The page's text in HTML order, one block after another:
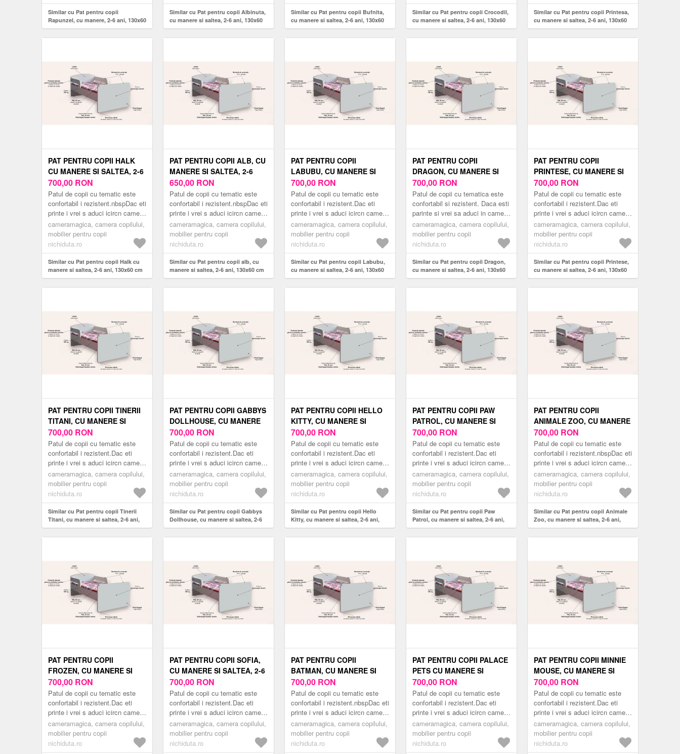
Similar cu Pat pentru copii
Rapunzel, cu manere, 2-6 ani, 130x60
cm
Similar cu Pat pentru copii Albinuta,
cu manere si saltea, 2-6 ani, 130x60
cm
Similar cu Pat pentru copii Bufnita,
cu manere si saltea, 2-6 ani, 130x60
cm
Similar cu Pat pentru copii Crocodil,
cu manere si saltea, 2-6 ani, 130x60
cm
Similar cu Pat pentru copii Printesa,
cu manere si saltea, 2-6 ani, 130x60
cm
PAT PENTRU COPII HALK
CU MANERE SI SALTEA, 2-6
ANI, 130X60 CM
700,00 RON
Patul de copii cu tematic este
confortabil i rezistent.nbspDac eti
printe i vrei s aduci icircn camera
copilului tu un pat modern
inspirat din lume...
cameramagica, camera copilului,
mobilier pentru copii
nichiduta.ro
Similar cu Pat pentru copii Halk cu
manere si saltea, 2-6 ani, 130x60 cm
PAT PENTRU COPII ALB, CU
MANERE SI SALTEA, 2-6
ANI, 130X60 CM
650,00 RON
Patul de copii cu tematic este
confortabil i rezistent.nbspDac eti
printe i vrei s aduci icircn camera
copilului tu un pat modern
inspirat din lume...
cameramagica, camera copilului,
mobilier pentru copii
nichiduta.ro
Similar cu Pat pentru copii alb, cu
manere si saltea, 2-6 ani, 130x60 cm
PAT PENTRU COPII
LABUBU, CU MANERE SI
SALTEA, 2-6 ANI, 130X60
CM
700,00 RON
Patul de copii cu tematic este
confortabil i rezistent.Dac eti
printe i vrei s aduci icircn camera
copilului tu un pat modern
inspirat din lumea er...
cameramagica, camera copilului,
mobilier pentru copii
nichiduta.ro
Similar cu Pat pentru copii Labubu,
cu manere si saltea, 2-6 ani, 130x60
cm
PAT PENTRU COPII
DRAGON, CU MANERE SI
SALTEA, 2-6 ANI, 130X60
CM
700,00 RON
Patul de copii cu tematica este
confortabil si rezistent. Daca esti
parinte si vrei sa aduci in camera
copilului tau un pat modern
inspirat din lum...
cameramagica, camera copilului,
mobilier pentru copii
nichiduta.ro
Similar cu Pat pentru copii Dragon,
cu manere si saltea, 2-6 ani, 130x60
cm
PAT PENTRU COPII
PRINTESE, CU MANERE SI
SALTEA, 2-6 ANI, 130X60
CM
700,00 RON
Patul de copii cu tematic este
confortabil i rezistent.Dac eti
printe i vrei s aduci icircn camera
copilului tu un pat modern
inspirat din lumea er...
cameramagica, camera copilului,
mobilier pentru copii
nichiduta.ro
Similar cu Pat pentru copii Printese,
cu manere si saltea, 2-6 ani, 130x60
cm
PAT PENTRU COPII TINERII
TITANI, CU MANERE SI
SALTEA, 2-6 ANI, 130X60
CM
700,00 RON
Patul de copii cu tematic este
confortabil i rezistent.Dac eti
printe i vrei s aduci icircn camera
copilului tu un pat modern
inspirat din lumea er...
cameramagica, camera copilului,
mobilier pentru copii
nichiduta.ro
Similar cu Pat pentru copii Tinerii
Titani, cu manere si saltea, 2-6 ani,
130x60 cm
PAT PENTRU COPII GABBYS
DOLLHOUSE, CU MANERE
SI SALTEA, 2-6 ANI, 130X60
CM
700,00 RON
Patul de copii cu tematic este
confortabil i rezistent.Dac eti
printe i vrei s aduci icircn camera
copilului tu un pat modern
inspirat din lumea er...
cameramagica, camera copilului,
mobilier pentru copii
nichiduta.ro
Similar cu Pat pentru copii Gabbys
Dollhouse, cu manere si saltea, 2-6
ani, 130x60 cm
PAT PENTRU COPII HELLO
KITTY, CU MANERE SI
SALTEA, 2-6 ANI, 130X60
CM
700,00 RON
Patul de copii cu tematic este
confortabil i rezistent.Dac eti
printe i vrei s aduci icircn camera
copilului tu un pat modern
inspirat din lumea er...
cameramagica, camera copilului,
mobilier pentru copii
nichiduta.ro
Similar cu Pat pentru copii Hello
Kitty, cu manere si saltea, 2-6 ani,
130x60 cm
PAT PENTRU COPII PAW
PATROL, CU MANERE SI
SALTEA, 2-6 ANI, 130X60
CM
700,00 RON
Patul de copii cu tematic este
confortabil i rezistent.Dac eti
printe i vrei s aduci icircn camera
copilului tu un pat modern
inspirat din lumea er...
cameramagica, camera copilului,
mobilier pentru copii
nichiduta.ro
Similar cu Pat pentru copii Paw
Patrol, cu manere si saltea, 2-6 ani,
130x60 cm
PAT PENTRU COPII
ANIMALE ZOO, CU MANERE
SI SALTEA, 2-6 ANI, 130X60
CM
700,00 RON
Patul de copii cu tematic este
confortabil i rezistent.nbspDac eti
printe i vrei s aduci icircn camera
copilului tu un pat modern
inspirat din lume...
cameramagica, camera copilului,
mobilier pentru copii
nichiduta.ro
Similar cu Pat pentru copii Animale
Zoo, cu manere si saltea, 2-6 ani,
130x60 cm
PAT PENTRU COPII
FROZEN, CU MANERE SI
SALTEA, 2-6 ANI, 130X60
CM
700,00 RON
Patul de copii cu tematic este
confortabil i rezistent.Dac eti
printe i vrei s aduci icircn camera
copilului tu un pat modern
inspirat din lumea er...
cameramagica, camera copilului,
mobilier pentru copii
nichiduta.ro
PAT PENTRU COPII SOFIA,
CU MANERE SI SALTEA, 2-6
ANI, 130X60 CM
700,00 RON
Patul de copii cu tematic este
confortabil i rezistent.Dac eti
printe i vrei s aduci icircn camera
copilului tu un pat modern
inspirat din lumea er...
cameramagica, camera copilului,
mobilier pentru copii
nichiduta.ro
PAT PENTRU COPII
BATMAN, CU MANERE SI
SALTEA, 2-6 ANI, 130X60
CM
700,00 RON
Patul de copii cu tematic este
confortabil i rezistent.nbspDac eti
printe i vrei s aduci icircn camera
copilului tu un pat modern
inspirat din lume...
cameramagica, camera copilului,
mobilier pentru copii
nichiduta.ro
PAT PENTRU COPII PALACE
PETS CU MANERE SI
SALTEA, 2-6 ANI, 130X60
CM
700,00 RON
Patul de copii cu tematic este
confortabil i rezistent.Dac eti
printe i vrei s aduci icircn camera
copilului tu un pat modern
inspirat din lumea er...
cameramagica, camera copilului,
mobilier pentru copii
nichiduta.ro
PAT PENTRU COPII MINNIE
MOUSE, CU MANERE SI
SALTEA, 2-6 ANI, 130X60
CM
700,00 RON
Patul de copii cu tematic este
confortabil i rezistent.Dac eti
printe i vrei s aduci icircn camera
copilului tu un pat modern
inspirat din lumea er...
cameramagica, camera copilului,
mobilier pentru copii
nichiduta.ro